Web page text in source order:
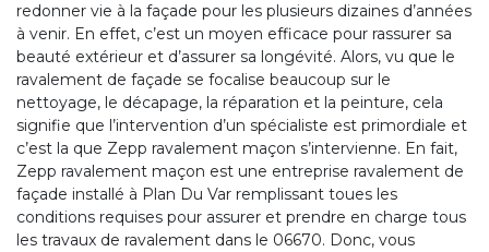
redonner vie à la façade pour les plusieurs dizaines d’années
à venir. En effet, c’est un moyen efficace pour rassurer sa
beauté extérieur et d’assurer sa longévité. Alors, vu que le
ravalement de façade se focalise beaucoup sur le
nettoyage, le décapage, la réparation et la peinture, cela
signifie que l’intervention d’un spécialiste est primordiale et
c’est la que Zepp ravalement maçon s’intervienne. En fait,
Zepp ravalement maçon est une entreprise ravalement de
façade installé à Plan Du Var remplissant toues les
conditions requises pour assurer et prendre en charge tous
les travaux de ravalement dans le 06670. Donc, vous